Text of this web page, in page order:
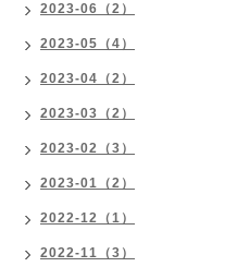
2023-06（2）
2023-05（4）
2023-04（2）
2023-03（2）
2023-02（3）
2023-01（2）
2022-12（1）
2022-11（3）